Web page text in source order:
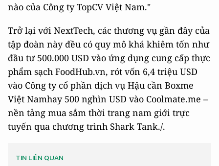
nào của Công ty TopCV Việt Nam."
Trở lại với NextTech, các thương vụ gần đây của
tập đoàn này đều có quy mô khá khiêm tốn như
đầu tư 500.000 USD vào ứng dụng cung cấp thực
phẩm sạch FoodHub.vn, rót vốn 6,4 triệu USD
vào Công ty cổ phần dịch vụ Hậu cần Boxme
Việt Namhay 500 nghìn USD vào Coolmate.me –
nền tảng mua sắm thời trang nam giới trực
tuyến qua chương trình Shark Tank./.
TIN LIÊN QUAN